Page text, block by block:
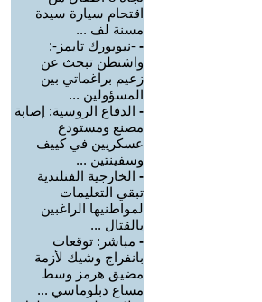
اقتحام سيارة سيدة
مسنة لف ...
- -نيويورك تايمز-:
واشنطن تبحث عن
زعيم براغماتي بين
المسؤولين ...
- الدفاع الروسية: إصابة
مصنع ومستودع
عسكريين في كييف
وسفينتين ...
- الخارجية الفنلندية
تبقي التعليمات
لمواطنيها الراغبين
بالقتال ...
- مباشر: توقعات
بانفراج وشيك لأزمة
مضيق هرمز وسط
مساع دبلوماسي ...